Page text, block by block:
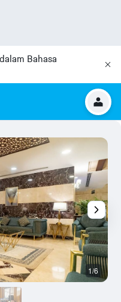
Bahasa
1/6